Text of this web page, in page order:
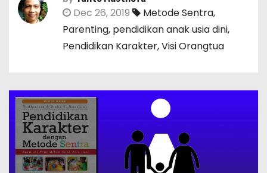
Dec 26, 2019 Metode Sentra,
Parenting, pendidikan anak usia dini,
Pendidikan Karakter,Visi Orangtua